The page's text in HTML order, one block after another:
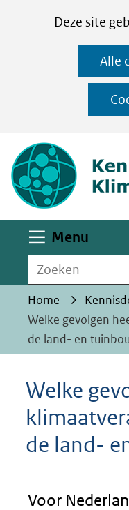
CookiesDeze site
op
deze
website
worden
toegestaan
geweigerd.
Alle
Menu
Zoeken
Home
Welke gevolgen
de land- en
Welke
de land-
Voor